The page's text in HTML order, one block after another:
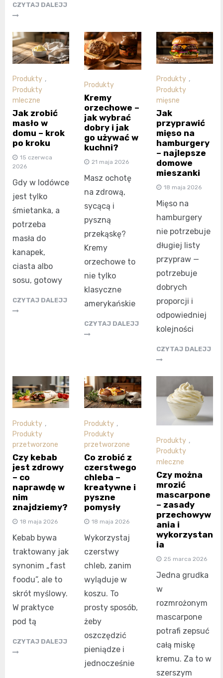
CZYTAJ DALEJJ
Produkty ,
Produkty
mleczne
Jak zrobić
masło w
domu – krok
po kroku
15 czerwca
2026
Gdy w lodówce
jest tylko
śmietanka, a
potrzeba
masła do
kanapek,
ciasta albo
sosu, gotowy
CZYTAJ DALEJJ
Produkty
Kremy
orzechowe –
jak wybrać
dobry i jak
go używać w
kuchni?
21 maja 2026
Masz ochotę
na zdrową,
sycącą i
pyszną
przekąskę?
Kremy
orzechowe to
nie tylko
klasyczne
amerykańskie
CZYTAJ DALEJJ
Produkty ,
Produkty
mięsne
Jak
przyprawić
mięso na
hamburgery
– najlepsze
domowe
mieszanki
18 maja 2026
Mięso na
hamburgery
nie potrzebuje
długiej listy
przypraw —
potrzebuje
dobrych
proporcji i
odpowiedniej
kolejności
CZYTAJ DALEJJ
Produkty ,
Produkty
przetworzone
Czy kebab
jest zdrowy
– co
naprawdę w
nim
znajdziemy?
18 maja 2026
Kebab bywa
traktowany jak
synonim „fast
foodu”, ale to
skrót myślowy.
W praktyce
pod tą
CZYTAJ DALEJJ
Produkty ,
Produkty
przetworzone
Co zrobić z
czerstwego
chleba –
kreatywne i
pyszne
pomysły
18 maja 2026
Wykorzystaj
czerstwy
chleb, zanim
wyląduje w
koszu. To
prosty sposób,
żeby
oszczędzić
pieniądze i
jednocześnie
Produkty ,
Produkty
mleczne
Czy można
mrozić
mascarpone
– zasady
przechowyw
ania i
wykorzystan
ia
25 marca 2026
Jedna grudka
w
rozmrożonym
mascarpone
potrafi zepsuć
całą miskę
kremu. Za to w
szerszym